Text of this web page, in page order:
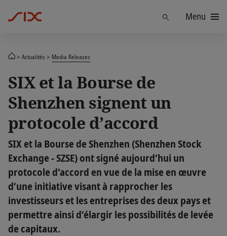
TrouverMenu
Actualités Media Releases
SIX et la Bourse de
Shenzhen signent un
protocole d’accord
SIX et la Bourse de Shenzhen (Shenzhen Stock
Exchange - SZSE) ont signé aujourd’hui un
protocole d’accord en vue de la mise en œuvre
d’une initiative visant à rapprocher les
investisseurs et les entreprises des deux pays et
permettre ainsi d’élargir les possibilités de levée
de capitaux.